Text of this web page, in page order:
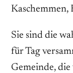
Kaschemmen,
Sie sind die
für Tag
Gemeinde,